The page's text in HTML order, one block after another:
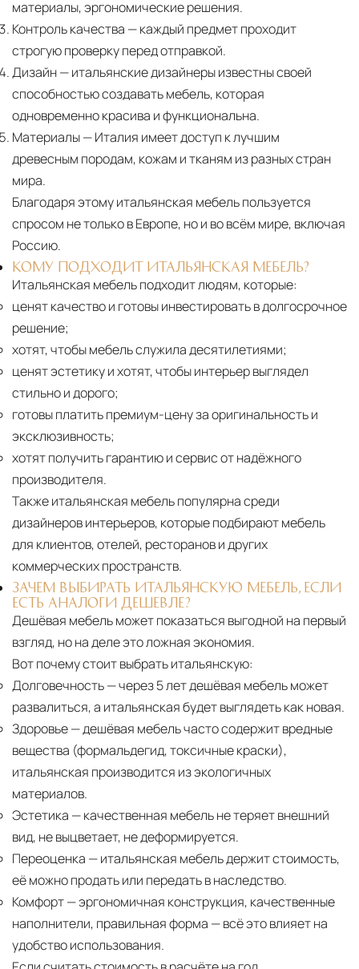
материалы, эргономические решения.
Контроль качества — каждый предмет проходит
строгую проверку перед отправкой.
Дизайн— итальянские дизайнеры известны своей
способностью создавать мебель, которая
одновременно красива и функциональна.
Материалы— Италия имеет доступ к лучшим
древесным породам, кожам и тканям из разных стран
мира.
Благодаря этому итальянская мебель пользуется
спросом не только в Европе, но и во всём мире, включая
Россию.
КОМУ ПОДХОДИТ ИТАЛЬЯНСКАЯ МЕБЕЛЬ?
Итальянская мебель подходит людям, которые:
ценят качество и готовы инвестировать в долгосрочное
решение;
хотят, чтобы мебель служила десятилетиями;
ценят эстетику и хотят, чтобы интерьер выглядел
стильно и дорого;
готовы платить премиум-цену за оригинальность и
эксклюзивность;
хотят получить гарантию и сервис от надёжного
производителя.
Также итальянская мебель популярна среди
дизайнеров интерьеров, которые подбирают мебель
для клиентов, отелей, ресторанов и других
коммерческих пространств.
ЗАЧЕМ ВЫБИРАТЬ ИТАЛЬЯНСКУЮ МЕБЕЛЬ, ЕСЛИ
ЕСТЬ АНАЛОГИ ДЕШЕВЛЕ?
Дешёвая мебель может показаться выгодной на первый
взгляд, но на деле это ложная экономия.
Вот почему стоит выбрать итальянскую:
Долговечность— через 5 лет дешёвая мебель может
развалиться, а итальянская будет выглядеть как новая.
Здоровье— дешёвая мебель часто содержит вредные
вещества (формальдегид, токсичные краски),
итальянская производится из экологичных
материалов.
Эстетика — качественная мебель не теряет внешний
вид, не выцветает, не деформируется.
Переоценка — итальянская мебель держит стоимость,
её можно продать или передать в наследство.
Комфорт— эргономичная конструкция, качественные
наполнители, правильная форма — всё это влияет на
удобство использования.